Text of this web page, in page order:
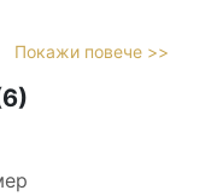
Покажи повече >>